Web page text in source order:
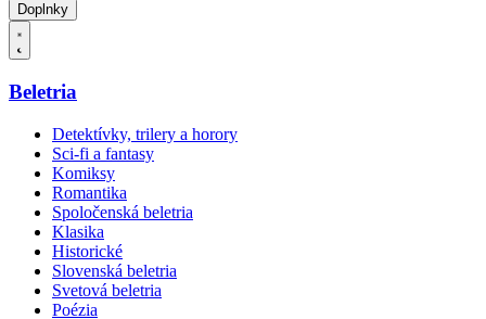
Doplnky
Beletria
Detektívky, trilery a horory
Sci-fi a fantasy
Komiksy
Romantika
Spoločenská beletria
Klasika
Historické
Slovenská beletria
Svetová beletria
Poézia